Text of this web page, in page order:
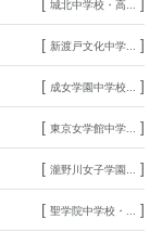
城北中学校・高...
[ 新渡戸文化中学... ]
[ 成女学園中学校... ]
[ 東京女学館中学... ]
[ 瀧野川女子学園... ]
[ 聖学院中学校・... ]